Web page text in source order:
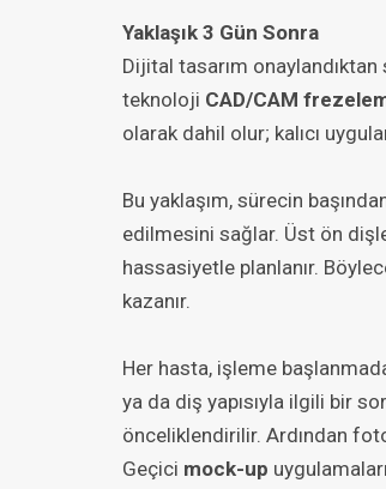
Yaklaşık 3 Gün Sonra
Dijital tasarım
teknoloji CAD/CAM
olarak dahil olur; kalıcı
Bu yaklaşım, sürecin
edilmesini sağlar. Üst ön
hassasiyetle planlanır.
kazanır.
Her hasta, işleme
ya da diş yapısıyla ilgili bir
önceliklendirilir. Ardından
Geçici mock-up